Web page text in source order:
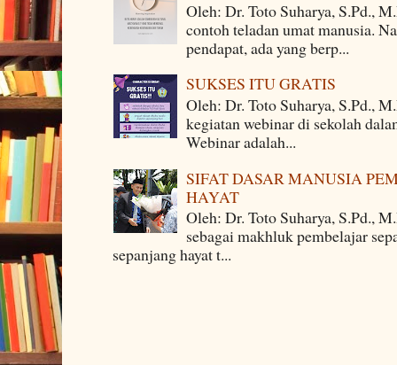
Oleh: Dr. Toto Suharya, S.Pd.,
contoh teladan umat manusia.
pendapat, ada yang berp...
SUKSES ITU GRATIS
Oleh: Dr. Toto Suharya, S.Pd.,
kegiatan webinar di sekolah
Webinar adalah...
SIFAT DASAR MANUSIA
HAYAT
Oleh: Dr. Toto Suharya, S.Pd.,
sebagai makhluk pembelajar
sepanjang hayat t...